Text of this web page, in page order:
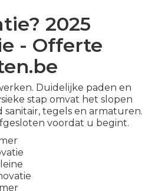
2025
- Offerte
Duidelijke paden en
stap omvat het slopen
tegels en armaturen.
voordat u begint.